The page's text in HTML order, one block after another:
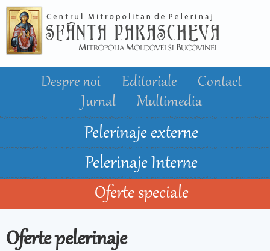
conţinutul
principal
Despre noi Editoriale
Contact
Jurnal
Multimedia
Pelerinaje externe
Pelerinaje Interne
Oferte speciale
Oferte pelerinaje